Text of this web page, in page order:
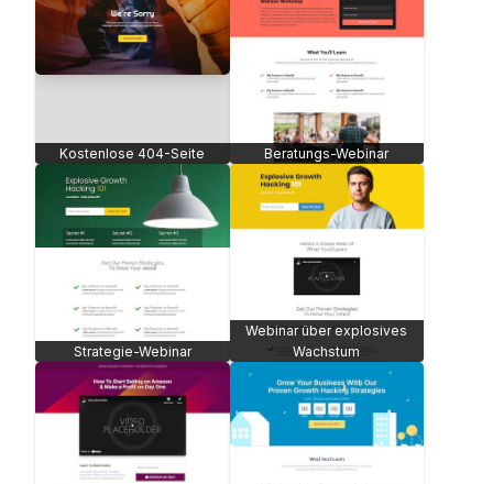
Kostenlose 404-Seite Beratungs-Webinar
Strategie-Webinar
Webinar über explosives
Wachstum